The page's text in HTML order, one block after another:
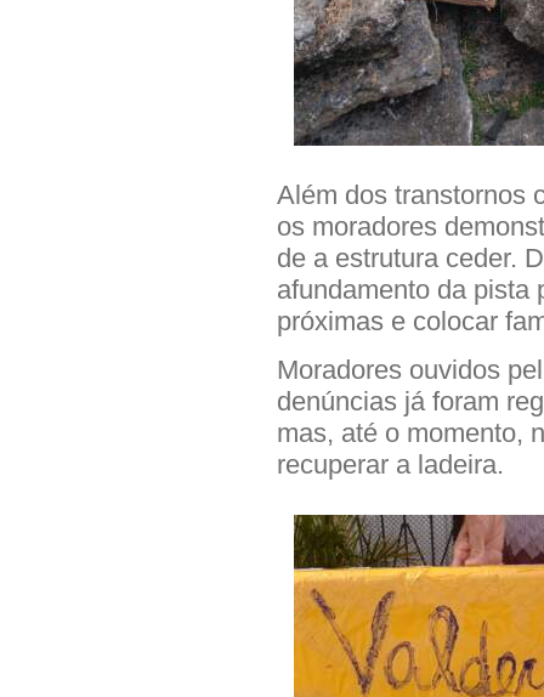
Além dos transtornos
os moradores
de a estrutura ceder.
afundamento da pista
próximas e colocar
Moradores ouvidos
denúncias já foram
mas, até o momento,
recuperar a ladeira.